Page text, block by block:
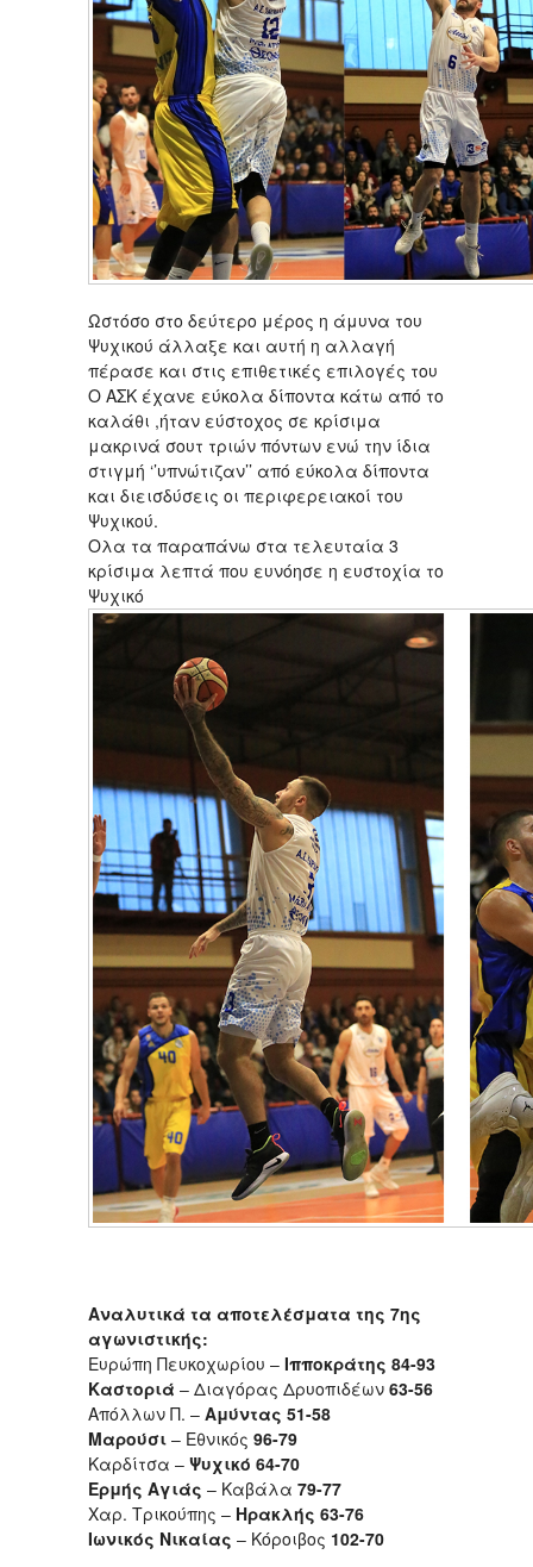
Ωστόσο στο δεύτερο μέρος η άμυνα του
Ψυχικού άλλαξε και αυτή η αλλαγή
πέρασε και στις επιθετικές επιλογές του
Ο ΑΣΚ έχανε εύκολα δίποντα κάτω από το
καλάθι ,ήταν εύστοχος σε κρίσιμα
μακρινά σουτ τριών πόντων ενώ την ίδια
στιγμή ‘’υπνώτιζαν’’ από εύκολα δίποντα
και διεισδύσεις οι περιφερειακοί του
Ψυχικού.
Ολα τα παραπάνω στα τελευταία 3
κρίσιμα λεπτά που ευνόησε η ευστοχία το
Ψυχικό
Αναλυτικά τα αποτελέσματα της 7ης
αγωνιστικής:
Ευρώπη Πευκοχωρίου – Ιπποκράτης 84-93
Καστοριά – Διαγόρας Δρυοπιδέων 63-56
Απόλλων Π. – Αμύντας 51-58
Μαρούσι – Εθνικός 96-79
Καρδίτσα – Ψυχικό 64-70
Ερμής Αγιάς – Καβάλα 79-77
Χαρ. Τρικούπης – Ηρακλής 63-76
Ιωνικός Νικαίας – Κόροιβος 102-70